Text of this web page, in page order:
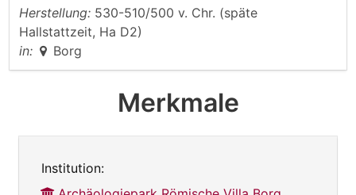
Herstellung: 530-510/500 v. Chr. (späte
Hallstattzeit, Ha D2)
in:
Borg
Merkmale
Institution: